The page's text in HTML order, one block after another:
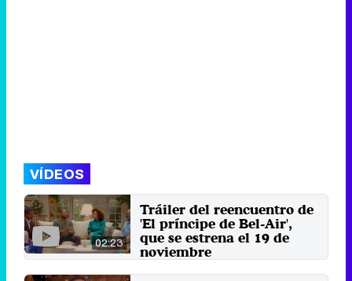
VÍDEOS
02:23
Tráiler del reencuentro de
'El príncipe de Bel-Air',
que se estrena el 19 de
noviembre